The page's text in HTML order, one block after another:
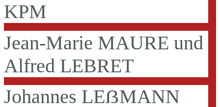
KPM
Jean-Marie MAURE und
Alfred LEBRET
Johannes LEẞMANN